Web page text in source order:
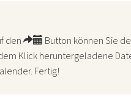
den
Button können Sie
Klick heruntergeladene
Fertig!